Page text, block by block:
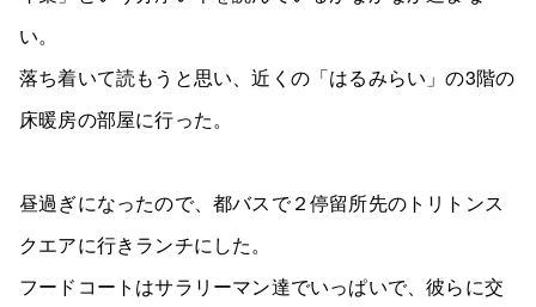
い。
落ち着いて読もうと思い、近くの「はるみらい」の3階の
床暖房の部屋に行った。
昼過ぎになったので、都バスで２停留所先のトリトンス
クエアに行きランチにした。
フードコートはサラリーマン達でいっぱいで、彼らに交